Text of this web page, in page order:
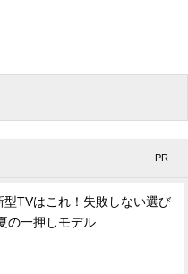
- PR -
型TVはこれ！失敗しない選び
の一押しモデル